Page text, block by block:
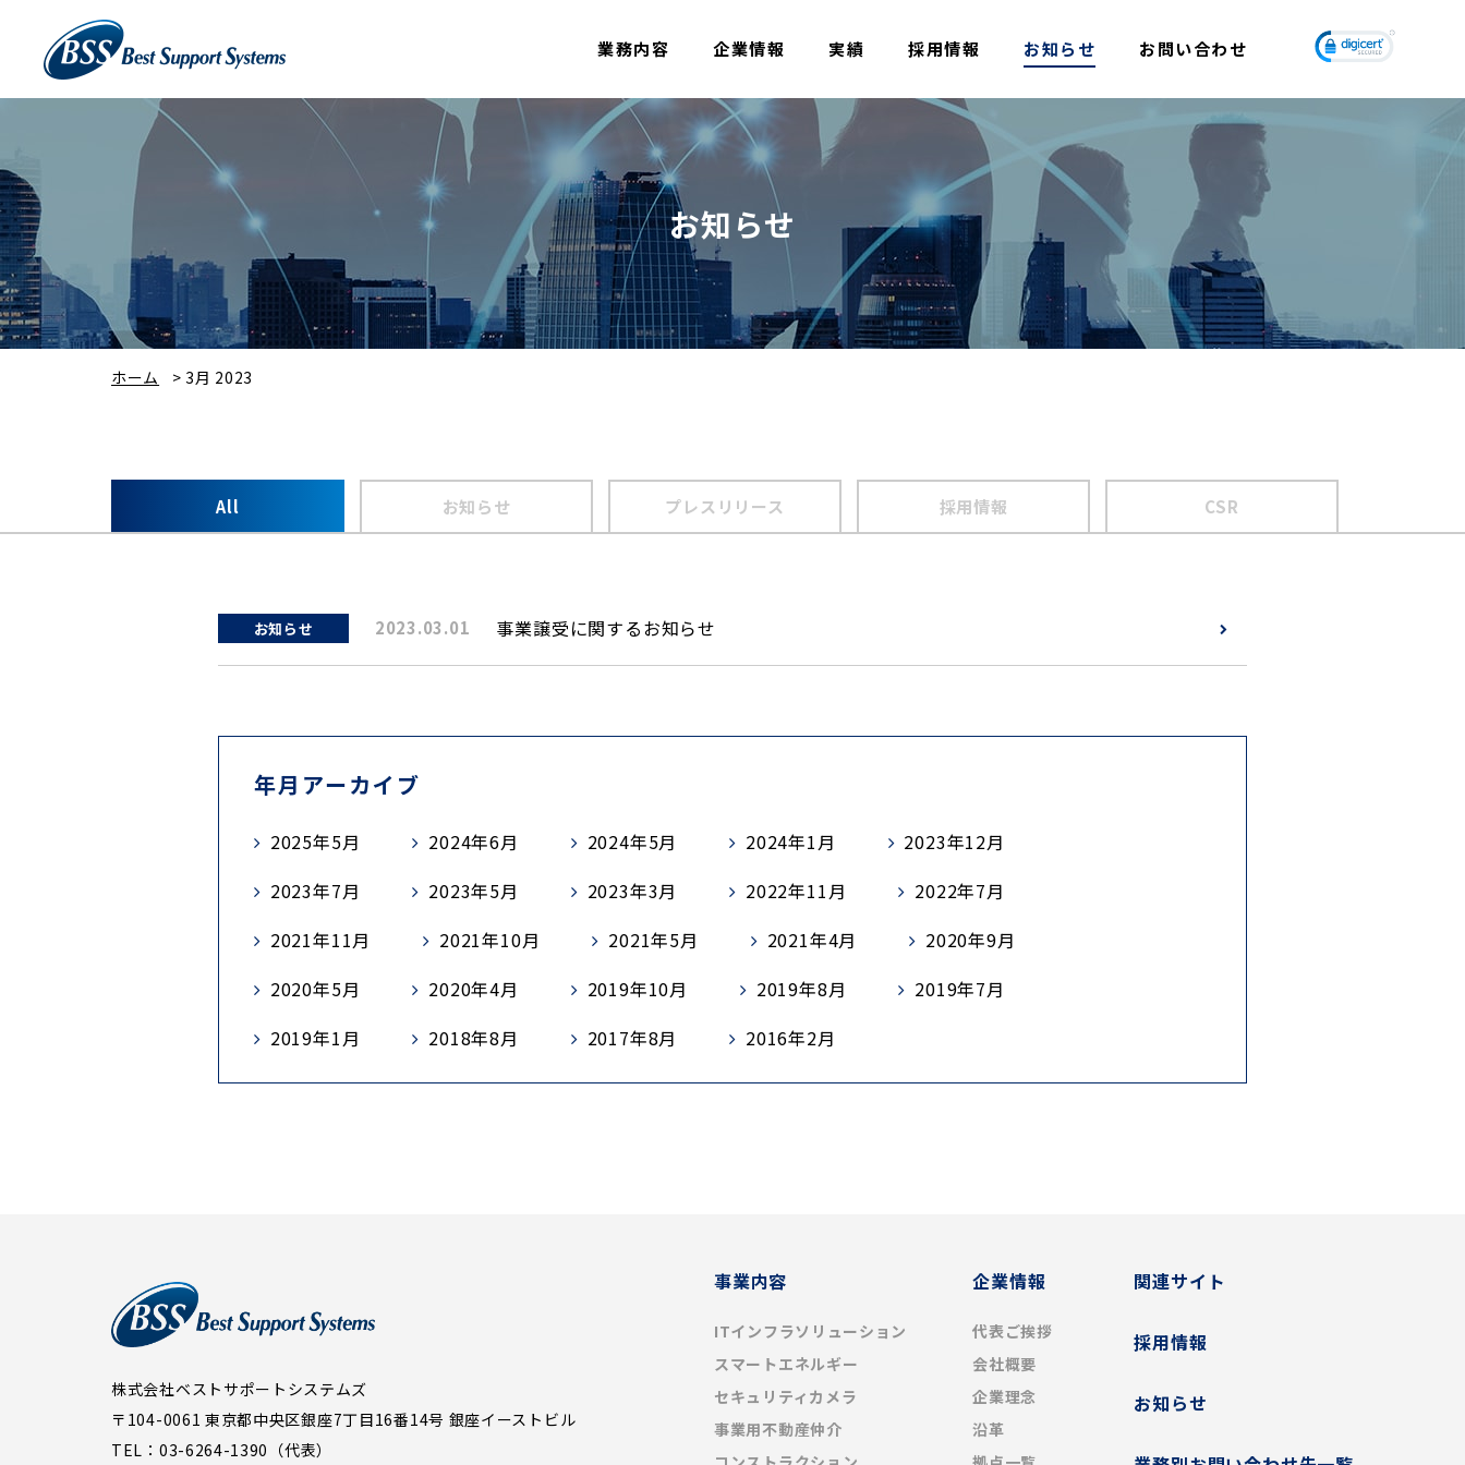
業務内容 企業情報 実績 採用情報 お知らせ お問い合わせ
お知らせ
ホーム >3月 2023
All お知らせ プレスリリース 採用情報 CSR
お知らせ 2023.03.01 事業譲受に関するお知らせ
年月アーカイブ
2025年5月 2024年6月 2024年5月 2024年1月
2023年12月
2023年7月
2023年5月 2023年3月 2022年11月
2022年7月
2021年11月
2021年10月 2021年5月 2021年4月
2020年9月
2020年5月
2020年4月 2019年10月 2019年8月
2019年7月
2019年1月
2018年8月 2017年8月 2016年2月
株式会社ベストサポートシステムズ
〒104-0061 東京都中央区銀座7丁目16番14号 銀座イーストビル
TEL：03-6264-1390（代表）
事業内容
ITインフラソリューション
スマートエネルギー
セキュリティカメラ
事業用不動産仲介
企業情報
代表ご挨拶
会社概要
企業理念
沿革
関連サイト
採用情報
お知らせ